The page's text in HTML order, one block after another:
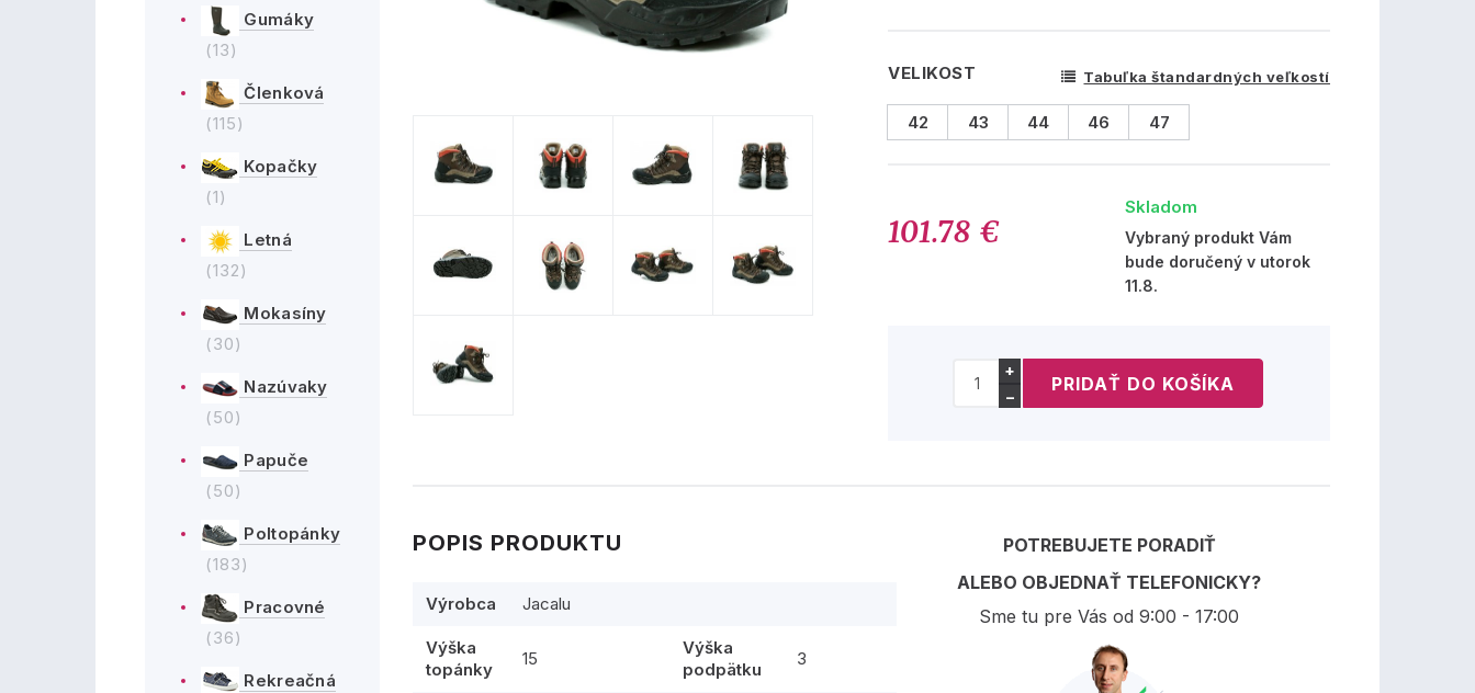
Gumáky
(13)
Členková
(115)
Kopačky
(1)
Letná
(132)
Mokasíny
(30)
Nazúvaky
(50)
Papuče
(50)
Poltopánky
(183)
Pracovné
(36)
Rekreačná
VELIKOST Tabuľka štandardných veľkostí
42 43 44 46 47
101.78 €
Skladom
Vybraný produkt Vám
bude doručený v utorok
11.8.
+
−
POPIS PRODUKTU
Výrobca Jacalu
Výška
topánky
15
Výška
podpätku
3
POTREBUJETE PORADIŤ
ALEBO OBJEDNAŤ TELEFONICKY?
Sme tu pre Vás od 9:00 - 17:00